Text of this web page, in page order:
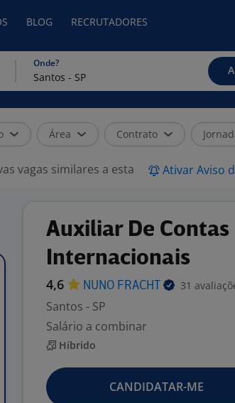
BLOG RECRUTADORES
Onde?
Área Contrato
vagas similares a esta Ativar Aviso
Auxiliar De Contas
Internacionais
4,6 NUNO FRACHT 31
Santos - SP
Salário a combinar
Híbrido
CANDIDATAR-ME